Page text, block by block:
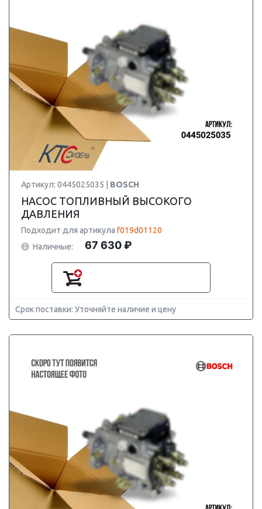
Артикул: 0445025035 | BOSCH
НАСОС ТОПЛИВНЫЙ ВЫСОКОГО
ДАВЛЕНИЯ
Подходит для артикула f019d01120
Наличные:
67 630 ₽
Срок поставки: Уточняйте наличие и цену